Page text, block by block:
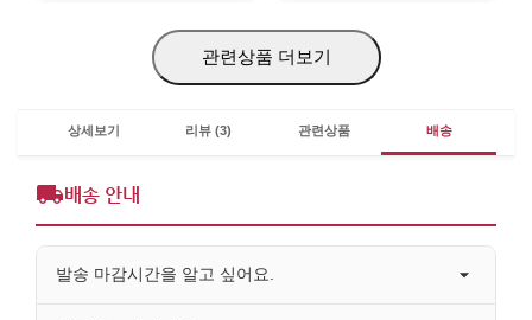
관련상품 더보기
상세보기 리뷰 (3) 관련상품 배송
배송 안내
발송 마감시간을 알고 싶어요.